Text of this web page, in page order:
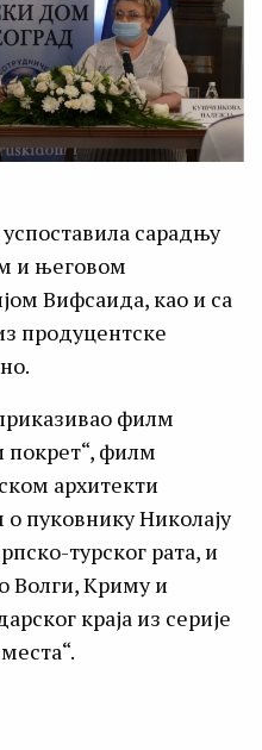
сарадњу
и његовом
Вифсаида, као и са
продуцентске
филм
покрет“, филм
архитекти
пуковнику Николају
турског рата, и
Волги, Криму и
краја из серије